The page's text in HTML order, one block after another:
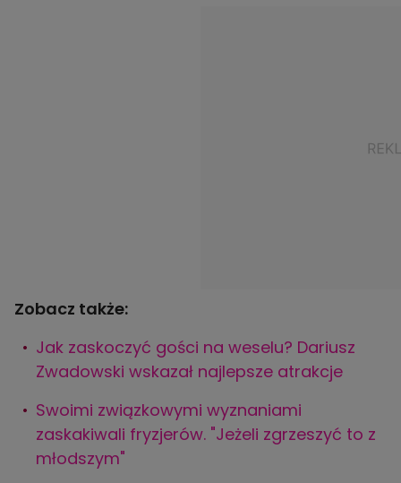
Zobacz także:
Jak zaskoczyć gości na weselu? Dariusz
Zwadowski wskazał najlepsze atrakcje
Swoimi związkowymi wyznaniami
zaskakiwali fryzjerów. "Jeżeli zgrzeszyć to z
młodszym"